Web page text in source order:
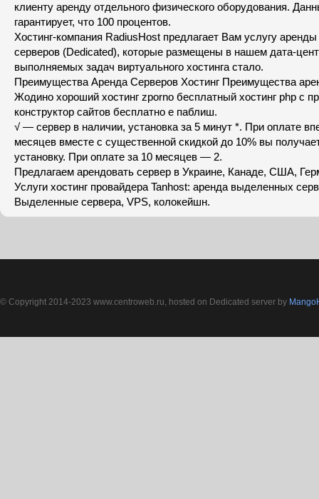
клиенту аренду отдельного физического оборудования.
гарантирует, что 100 процентов.
Хостинг-компания RadiusHost предлагает Вам услугу
серверов (Dedicated), которые размещены в нашем дата-
выполняемых задач виртуального хостинга стало.
Преимущества Аренда Серверов Хостинг Преимущества
Жодино хороший хостинг zporno бесплатный хостинг php с
конструктор сайтов бесплатно е паблиш.
√ — сервер в наличии, установка за 5 минут *. При оплате
месяцев вместе с существенной скидкой до 10% вы
установку. При оплате за 10 месяцев — 2.
Предлагаем арендовать сервер в Украине, Канаде, США,
Услуги хостинг провайдера Tanhost: аренда выделенных
Выделенные сервера, VPS, колокейшн.
© Copyright 2014-2023 www.centroweb.ru, hosted on Dedicated server by